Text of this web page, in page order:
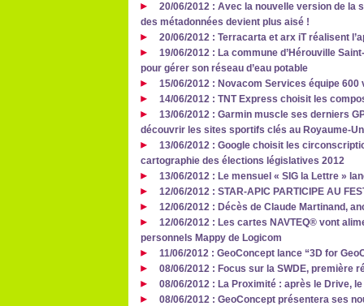
20/06/2012 : Avec la nouvelle version de
des métadonnées devient plus aisé !
20/06/2012 : Terracarta et arx iT réalisent
19/06/2012 : La commune d’Hérouville
pour gérer son réseau d’eau potable
15/06/2012 : Novacom Services équipe 600
14/06/2012 : TNT Express choisit les
13/06/2012 : Garmin muscle ses derniers
découvrir les sites sportifs clés au Royaume-
13/06/2012 : Google choisit les
cartographie des élections législatives 2012
13/06/2012 : Le mensuel « SIG la Lettre »
12/06/2012 : STAR-APIC PARTICIPE AU
12/06/2012 : Décès de Claude Martinand,
12/06/2012 : Les cartes NAVTEQ® vont
personnels Mappy de Logicom
11/06/2012 : GeoConcept lance “3D for
08/06/2012 : Focus sur la SWDE, première
08/06/2012 : La Proximité : après le Drive,
08/06/2012 : GeoConcept présentera ses